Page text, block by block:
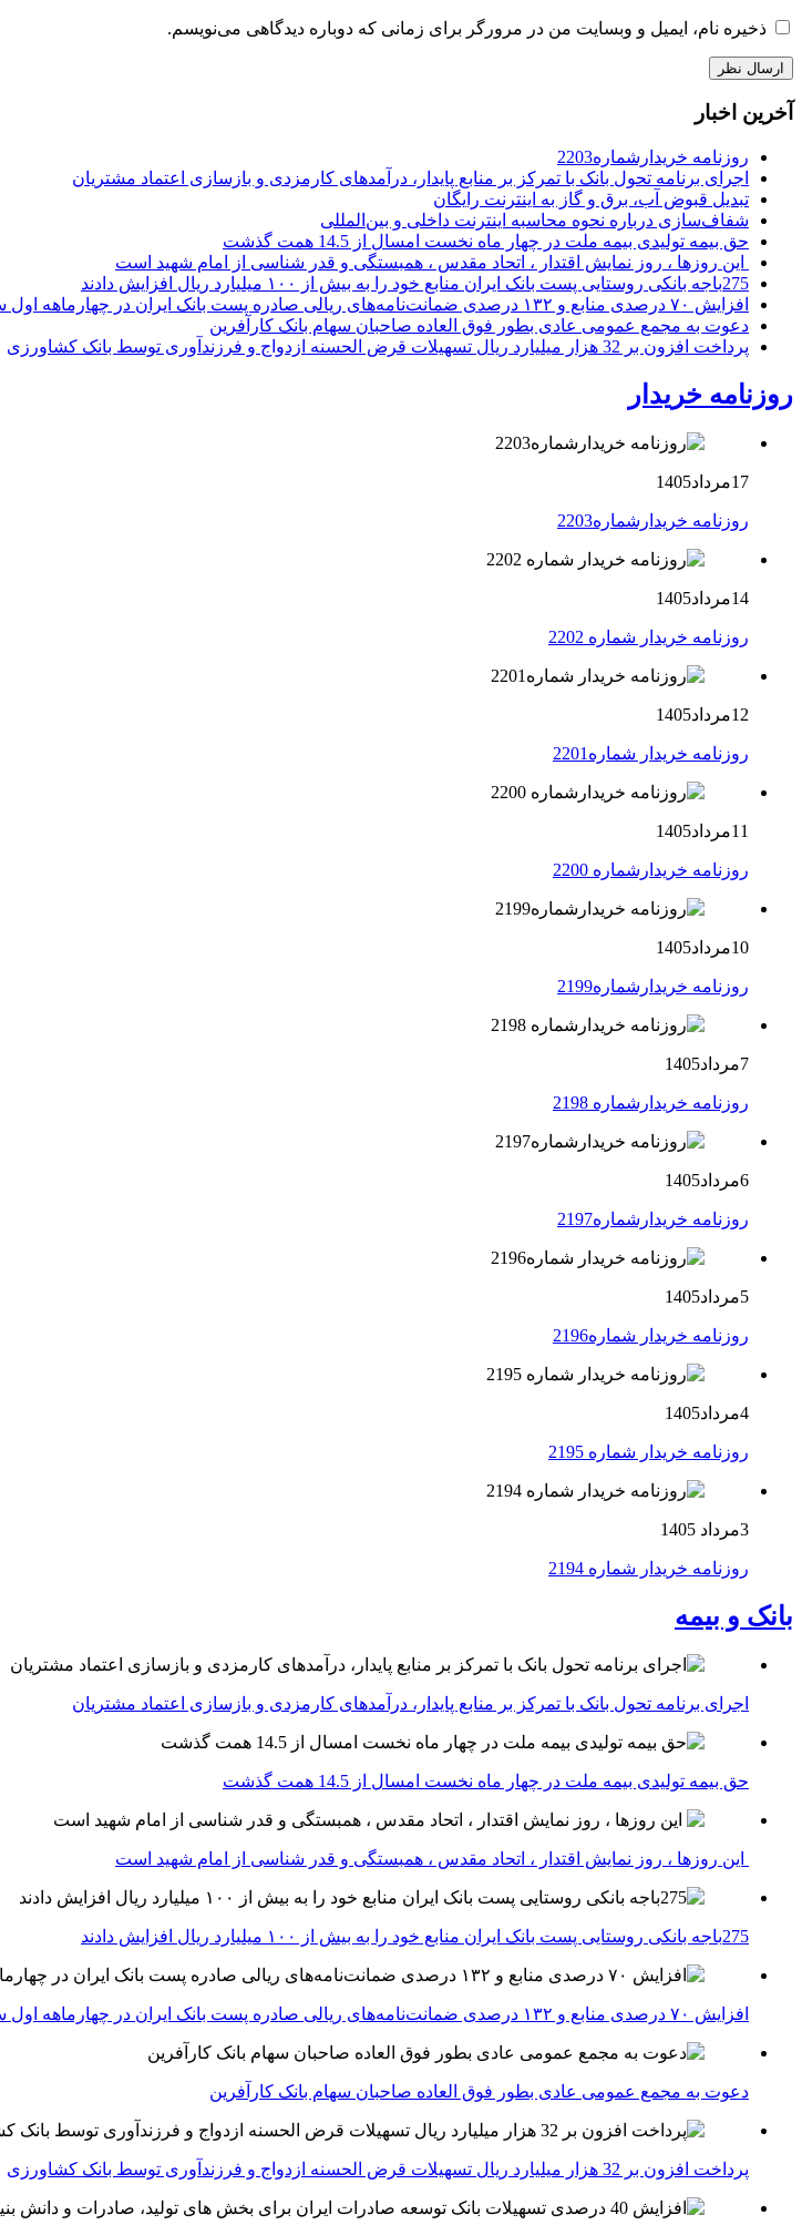
ذخیره نام، ایمیل و وبسایت من در مرورگر برای زمانی که دوباره دیدگاهی می‌نویسم.
آخرین اخبار
روزنامه خریدارشماره2203
اجرای برنامه تحول بانک با تمرکز بر منابع پایدار، درآمدهای کارمزدی و بازسازی اعتماد مشتریان
تبدیل قبوض آب، برق و گاز به اینترنت رایگان
شفاف‌سازی درباره نحوه محاسبه اینترنت داخلی و بین‌المللی
حق بیمه تولیدی بیمه ملت در چهار ماه نخست امسال از 14.5 همت گذشت
این روزها ، روز نمایش اقتدار ، اتحاد مقدس ، همبستگی و قدر شناسی از امام شهید است
275باجه بانکی روستایی پست بانک ایران منابع خود را به بیش از ۱۰۰ میلیارد ریال افزایش دادند
افزایش ۷۰ درصدی منابع و ۱۳۲ درصدی ضمانت‌نامه‌های ریالی صادره پست بانک ایران در چهارماهه اول سال 1405
دعوت به مجمع عمومی عادی بطور فوق العاده صاحبان سهام بانک کارآفرین
پرداخت افزون بر 32 هزار میلیارد ریال تسهیلات قرض الحسنه ازدواج و فرزندآوری توسط بانک کشاورزی
روزنامه خریدار
17مرداد1405
روزنامه خریدارشماره2203
14مرداد1405
روزنامه خریدار شماره 2202
12مرداد1405
روزنامه خریدار شماره2201
11مرداد1405
روزنامه خریدارشماره 2200
10مرداد1405
روزنامه خریدارشماره2199
7مرداد1405
روزنامه خریدارشماره 2198
6مرداد1405
روزنامه خریدارشماره2197
5مرداد1405
روزنامه خریدار شماره2196
4مرداد1405
روزنامه خریدار شماره 2195
3مرداد 1405
روزنامه خریدار شماره 2194
بانک و بیمه
اجرای برنامه تحول بانک با تمرکز بر منابع پایدار، درآمدهای کارمزدی و بازسازی اعتماد مشتریان
حق بیمه تولیدی بیمه ملت در چهار ماه نخست امسال از 14.5 همت گذشت
این روزها ، روز نمایش اقتدار ، اتحاد مقدس ، همبستگی و قدر شناسی از امام شهید است
275باجه بانکی روستایی پست بانک ایران منابع خود را به بیش از ۱۰۰ میلیارد ریال افزایش دادند
افزایش ۷۰ درصدی منابع و ۱۳۲ درصدی ضمانت‌نامه‌های ریالی صادره پست بانک ایران در چهارماهه اول سال 1405
دعوت به مجمع عمومی عادی بطور فوق العاده صاحبان سهام بانک کارآفرین
پرداخت افزون بر 32 هزار میلیارد ریال تسهیلات قرض الحسنه ازدواج و فرزندآوری توسط بانک کشاورزی